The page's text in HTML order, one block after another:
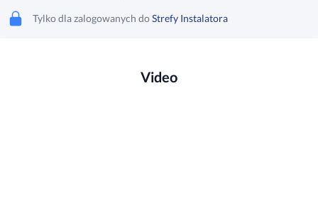
Tylko dla zalogowanych doStrefy Instalatora
Video